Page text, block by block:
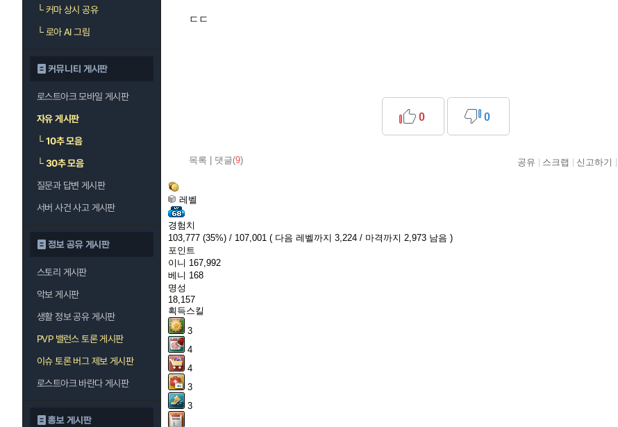
└커마 상시 공유
└로아 AI 그림
커뮤니티 게시판
로스트아크 모바일 게시판
자유 게시판
└10추 모음
└30추 모음
질문과 답변 게시판
서버 사건 사고 게시판
정보 공유 게시판
스토리 게시판
악보 게시판
생활 정보 공유 게시판
PVP 밸런스 토론 게시판
이슈 토론 버그 제보 게시판
로스트아크 바란다 게시판
홍보 게시판
ㄷㄷ
목록 댓글(9)
0 0
공유 스크랩 신고하기
레벨
경험치
103,777 (35%) / 107,001 ( 다음 레벨까지 3,224 / 마격까지 2,973 남음 )
포인트
이니 167,992
베니 168
명성
18,157
획득스킬
3
4
4
3
3